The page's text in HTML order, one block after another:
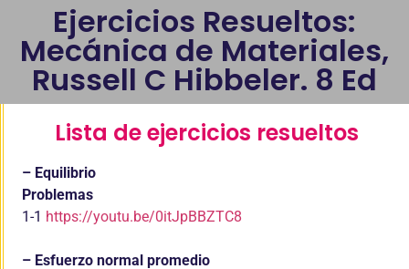
Ejercicios Resueltos:
Mecánica de Materiales,
Russell C Hibbeler. 8 Ed
Lista de ejercicios resueltos
– Equilibrio
Problemas
1-1 https://youtu.be/0itJpBBZTC8
– Esfuerzo normal promedio